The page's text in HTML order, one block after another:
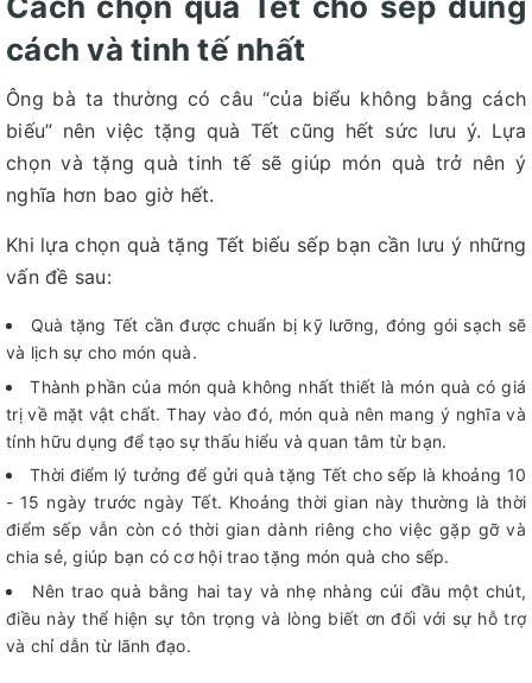
cách và tinh tế nhất
Ông bà ta thường có câu “của biểu không bằng cách
biếu” nên việc tặng quà Tết cũng hết sức lưu ý. Lựa
chọn và tặng quà tinh tế sẽ giúp món quà trở nên ý
nghĩa hơn bao giờ hết.
Khi lựa chọn quà tặng Tết biếu sếp bạn cần lưu ý những
vấn đề sau:
Quà tặng Tết cần được chuẩn bị kỹ lưỡng, đóng gói sạch sẽ
và lịch sự cho món quà.
Thành phần của món quà không nhất thiết là món quà có giá
trị về mặt vật chất. Thay vào đó, món quà nên mang ý nghĩa và
tính hữu dụng để tạo sự thấu hiểu và quan tâm từ bạn.
Thời điểm lý tưởng để gửi quà tặng Tết cho sếp là khoảng 10
- 15 ngày trước ngày Tết. Khoảng thời gian này thường là thời
điểm sếp vẫn còn có thời gian dành riêng cho việc gặp gỡ và
chia sẻ, giúp bạn có cơ hội trao tặng món quà cho sếp.
Nên trao quà bằng hai tay và nhẹ nhàng cúi đầu một chút,
điều này thể hiện sự tôn trọng và lòng biết ơn đối với sự hỗ trợ
và chỉ dẫn từ lãnh đạo.